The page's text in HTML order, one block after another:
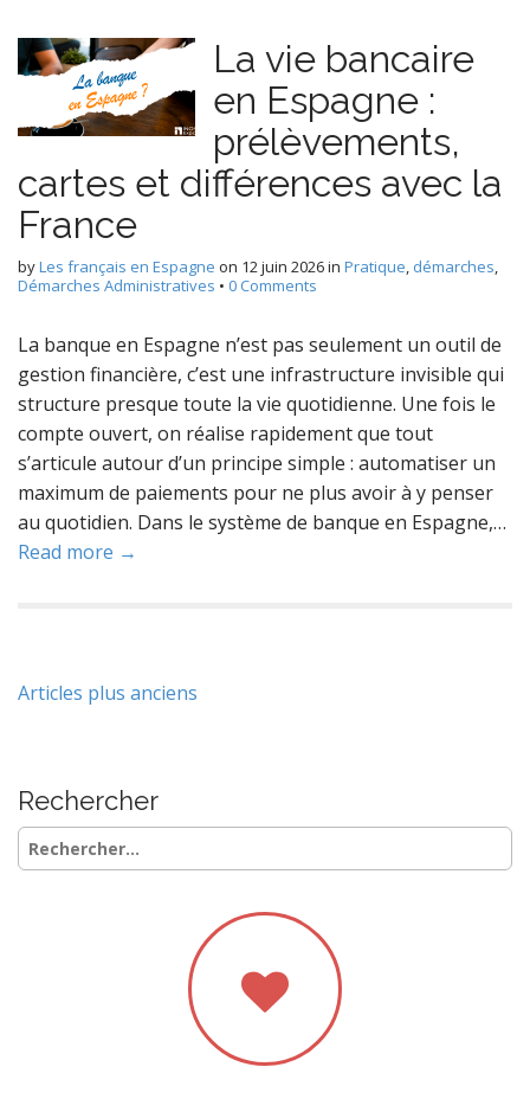
La vie bancaire
en Espagne :
prélèvements,
cartes et différences avec la
France
byLes français en Espagne on 12 juin 2026in Pratique, démarches,
Démarches Administratives • 0 Comments
La banque en Espagne n’est pas seulement un outil de
gestion financière, c’est une infrastructure invisible qui
structure presque toute la vie quotidienne. Une fois le
compte ouvert, on réalise rapidement que tout
s’articule autour d’un principe simple : automatiser un
maximum de paiements pour ne plus avoir à y penser
au quotidien. Dans le système de banque en Espagne,…
Read more →
Navigation
Articles plus anciens
Rechercher
Rechercher :